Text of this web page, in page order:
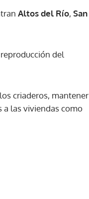
Altos del Río, San
del
criaderos, mantener
a las viviendas como